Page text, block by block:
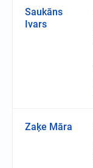
Saukāns
Ivars
Zaķe Māra